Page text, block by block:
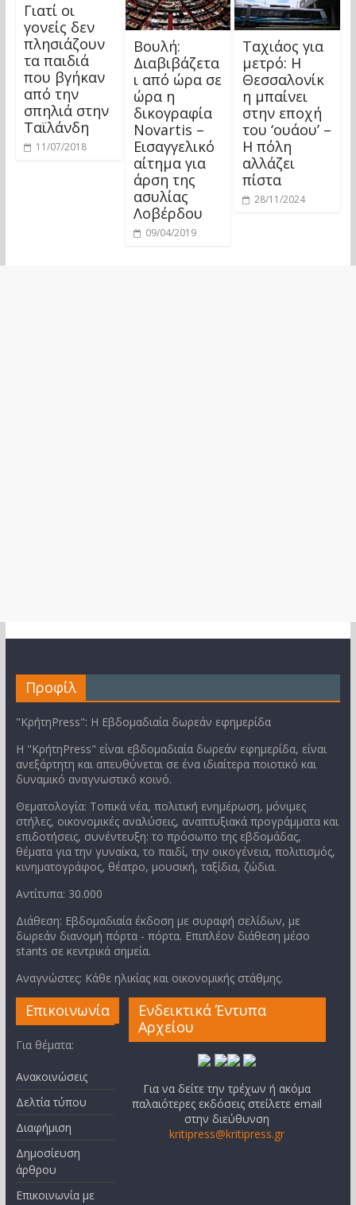
Γιατί οι
γονείς δεν
πλησιάζουν
τα παιδιά
που βγήκαν
από την
σπηλιά στην
Ταϊλάνδη
11/07/2018
Βουλή:
Διαβιβάζετα
ι από ώρα σε
ώρα η
δικογραφία
Novartis –
Εισαγγελικό
αίτημα για
άρση της
ασυλίας
Λοβέρδου
09/04/2019
Ταχιάος για
μετρό: Η
Θεσσαλονίκ
η μπαίνει
στην εποχή
του ‘ουάου’ –
Η πόλη
αλλάζει
πίστα
28/11/2024
Προφίλ
"ΚρήτηPress": Η Εβδομαδιαία δωρεάν εφημερίδα
Η "ΚρήτηPress" είναι εβδομαδιαία δωρεάν εφημερίδα, είναι
ανεξάρτητη και απευθύνεται σε ένα ιδιαίτερα ποιοτικό και
δυναμικό αναγνωστικό κοινό.
Θεματολογία: Τοπικά νέα, πολιτική ενημέρωση, μόνιμες
στήλες, οικονομικές αναλύσεις, αναπτυξιακά προγράμματα και
επιδοτήσεις, συνέντευξη: το πρόσωπο της εβδομάδας,
θέματα για την γυναίκα, το παιδί, την οικογένεια, πολιτισμός,
κινηματογράφος, θέατρο, μουσική, ταξίδια, ζώδια.
Αντίτυπα: 30.000
Διάθεση: Εβδομαδιαία έκδοση με συραφή σελίδων, με
δωρεάν διανομή πόρτα - πόρτα. Επιπλέον διάθεση μέσο
stants σε κεντρικά σημεία.
Αναγνώστες: Κάθε ηλικίας και οικονομικής στάθμης.
Επικοινωνία
Για θέματα:
Ανακοινώσεις
Δελτία τύπου
Διαφήμιση
Δημοσίευση
άρθρου
Επικοινωνία με
Ενδεικτικά Έντυπα
Αρχείου
Για να δείτε την τρέχων ή ακόμα
παλαιότερες εκδόσεις στείλετε email
στην διεύθυνση
kritipress@kritipress.gr